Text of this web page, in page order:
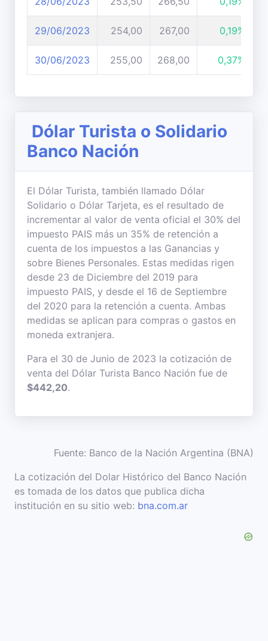
29/06/2023 254,00 267,00 0,19%
30/06/2023 255,00 268,00 0,37%
Dólar Turista o Solidario
Banco Nación
El Dólar Turista, también llamado Dólar
Solidario o Dólar Tarjeta, es el resultado de
incrementar al valor de venta oficial el 30% del
impuesto PAIS más un 35% de retención a
cuenta de los impuestos a las Ganancias y
sobre Bienes Personales. Estas medidas rigen
desde 23 de Diciembre del 2019 para
impuesto PAIS, y desde el 16 de Septiembre
del 2020 para la retención a cuenta. Ambas
medidas se aplican para compras o gastos en
moneda extranjera.
Para el 30 de Junio de 2023 la cotización de
venta del Dólar Turista Banco Nación fue de
$442,20.
Fuente: Banco de la Nación Argentina (BNA)
La cotización del Dolar Histórico del Banco Nación
es tomada de los datos que publica dicha
institución en su sitio web: bna.com.ar